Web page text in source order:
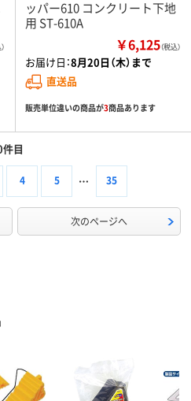
ッパー610 コンクリート下地
用 ST-610A
￥6,125（税込）
お届け日：8月20日（木）まで
直送品
販売単位違いの商品が3商品あります
目
4 5 35
次のページへ